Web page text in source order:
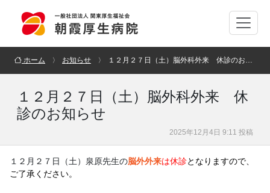
ホーム お知らせ １２月２７日（土）脳外科外来 休診のお知らせ
１２月２７日（土）脳外科外来 休
診のお知らせ
2025年12月4日 9:11 投稿
１２月２７日（土）泉原先生の脳外外来は休診となりますので、
ご了承ください。